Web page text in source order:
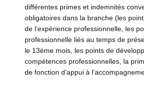
différentes primes et indemnités
obligatoires dans la branche (les
de l’expérience professionnelle, les
professionnelle liés au temps de
le 13ème mois, les points de
compétences professionnelles, la
de fonction d’appui à